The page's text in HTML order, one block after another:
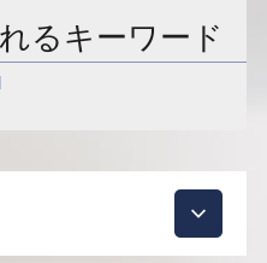
るキーワード